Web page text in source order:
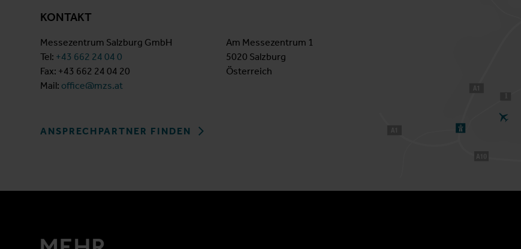
KONTAKT
Messezentrum Salzburg GmbH
Tel: +43 662 24 04 0
Fax: +43 662 24 04 20
Mail: office@mzs.at
Am Messezentrum 1
5020 Salzburg
Österreich
ANSPRECHPARTNER FINDEN